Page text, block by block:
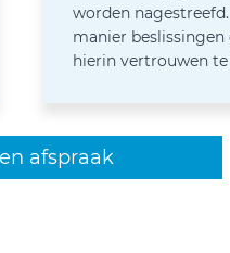
worden
manier
hierin vertrouwen te
afspraak